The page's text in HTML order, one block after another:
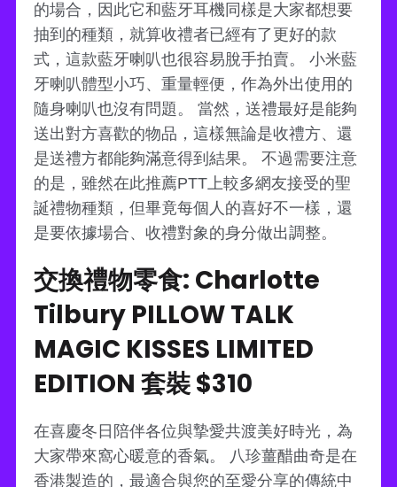
的場合，因此它和藍牙耳機同樣是大家都想要
抽到的種類，就算收禮者已經有了更好的款
式，這款藍牙喇叭也很容易脫手拍賣。 小米藍
牙喇叭體型小巧、重量輕便，作為外出使用的
隨身喇叭也沒有問題。 當然，送禮最好是能夠
送出對方喜歡的物品，這樣無論是收禮方、還
是送禮方都能夠滿意得到結果。 不過需要注意
的是，雖然在此推薦PTT上較多網友接受的聖
誕禮物種類，但畢竟每個人的喜好不一樣，還
是要依據場合、收禮對象的身分做出調整。
交換禮物零食: Charlotte
Tilbury PILLOW TALK
MAGIC KISSES LIMITED
EDITION 套裝 $310
在喜慶冬日陪伴各位與摯愛共渡美好時光，為
大家帶來窩心暖意的香氣。 八珍薑醋曲奇是在
香港製造的，最適合與您的至愛分享的傳統中